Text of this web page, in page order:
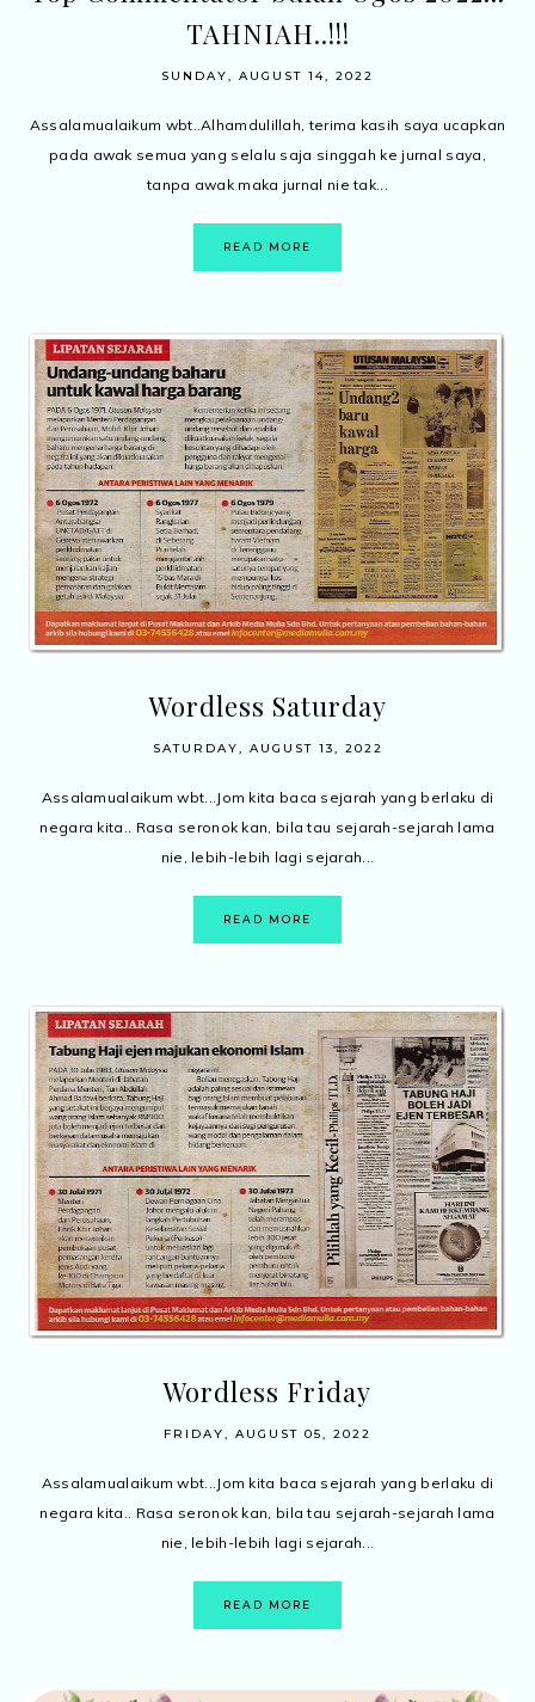
TAHNIAH..!!!
SUNDAY, AUGUST 14, 2022
Assalamualaikum wbt..Alhamdulillah, terima kasih saya ucapkan
pada awak semua yang selalu saja singgah ke jurnal saya,
tanpa awak maka jurnal nie tak...
READ MORE
Wordless Saturday
SATURDAY, AUGUST 13, 2022
Assalamualaikum wbt...Jom kita baca sejarah yang berlaku di
negara kita.. Rasa seronok kan, bila tau sejarah-sejarah lama
nie, lebih-lebih lagi sejarah...
READ MORE
Wordless Friday
FRIDAY, AUGUST 05, 2022
Assalamualaikum wbt...Jom kita baca sejarah yang berlaku di
negara kita.. Rasa seronok kan, bila tau sejarah-sejarah lama
nie, lebih-lebih lagi sejarah...
READ MORE